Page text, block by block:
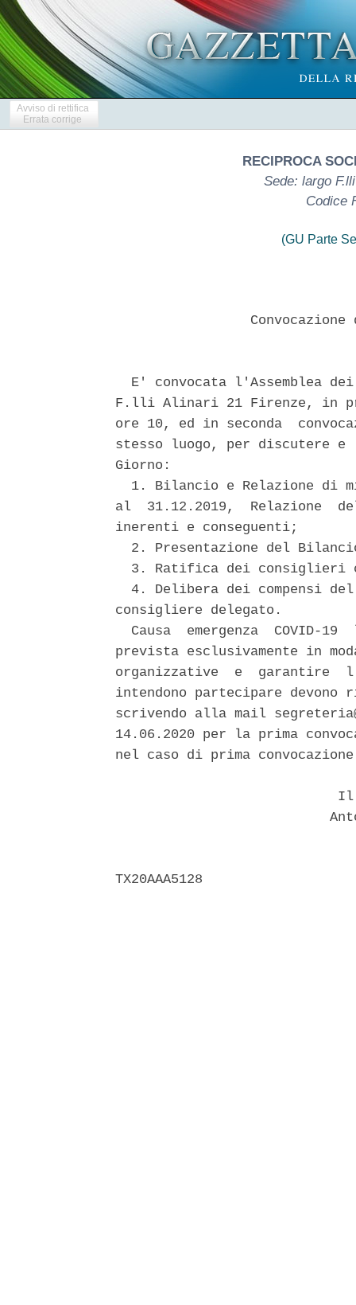
Avviso di rettifica
Errata corrige
RECIPROCA
Sede: largo
Codice
(GU Parte
E' convocata l'Assemblea
F.lli Alinari 21 Firenze, in
ore 10, ed in seconda
stesso luogo, per discutere
Giorno:
1. Bilancio e Relazione di
al  31.12.2019,  Relazione
inerenti e conseguenti;
2. Presentazione del
3. Ratifica dei consiglieri
4. Delibera dei compensi
consigliere delegato.
Causa  emergenza  COVID-19
prevista esclusivamente in
organizzative  e  garantire
intendono partecipare
scrivendo alla mail
14.06.2020 per la prima
nel caso di prima